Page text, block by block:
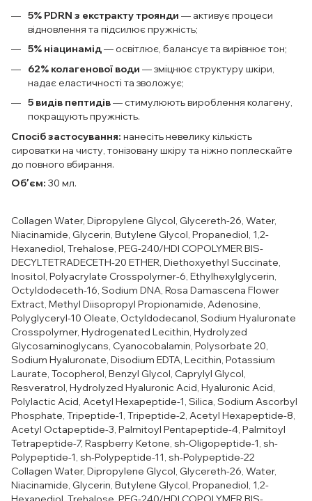
5% PDRN з екстракту троянди — активує процеси
відновлення та підсилює пружність;
5% ніацинамід— освітлює, балансує та вирівнює тон;
62% колагенової води — зміцнює структуру шкіри,
надає еластичності та зволожує;
5 видів пептидів— стимулюють вироблення колагену,
покращують пружність.
Спосіб застосування: нанесіть невелику кількість
сироватки на чисту, тонізовану шкіру та ніжно поплескайте
до повного вбирання.
Обʼєм: 30 мл.
Collagen Water, Dipropylene Glycol, Glycereth-26, Water,
Niacinamide, Glycerin, Butylene Glycol, Propanediol, 1,2-
Hexanediol, Trehalose, PEG-240/HDI COPOLYMER BIS-
DECYLTETRADECETH-20 ETHER, Diethoxyethyl Succinate,
Inositol, Polyacrylate Crosspolymer-6, Ethylhexylglycerin,
Octyldodeceth-16, Sodium DNA, Rosa Damascena Flower
Extract, Methyl Diisopropyl Propionamide, Adenosine,
Polyglyceryl-10 Oleate, Octyldodecanol, Sodium Hyaluronate
Crosspolymer, Hydrogenated Lecithin, Hydrolyzed
Glycosaminoglycans, Cyanocobalamin, Polysorbate 20,
Sodium Hyaluronate, Disodium EDTA, Lecithin, Potassium
Laurate, Tocopherol, Benzyl Glycol, Caprylyl Glycol,
Resveratrol, Hydrolyzed Hyaluronic Acid, Hyaluronic Acid,
Polylactic Acid, Acetyl Hexapeptide-1, Silica, Sodium Ascorbyl
Phosphate, Tripeptide-1, Tripeptide-2, Acetyl Hexapeptide-8,
Acetyl Octapeptide-3, Palmitoyl Pentapeptide-4, Palmitoyl
Tetrapeptide-7, Raspberry Ketone, sh-Oligopeptide-1, sh-
Polypeptide-1, sh-Polypeptide-11, sh-Polypeptide-22
Collagen Water, Dipropylene Glycol, Glycereth-26, Water,
Niacinamide, Glycerin, Butylene Glycol, Propanediol, 1,2-